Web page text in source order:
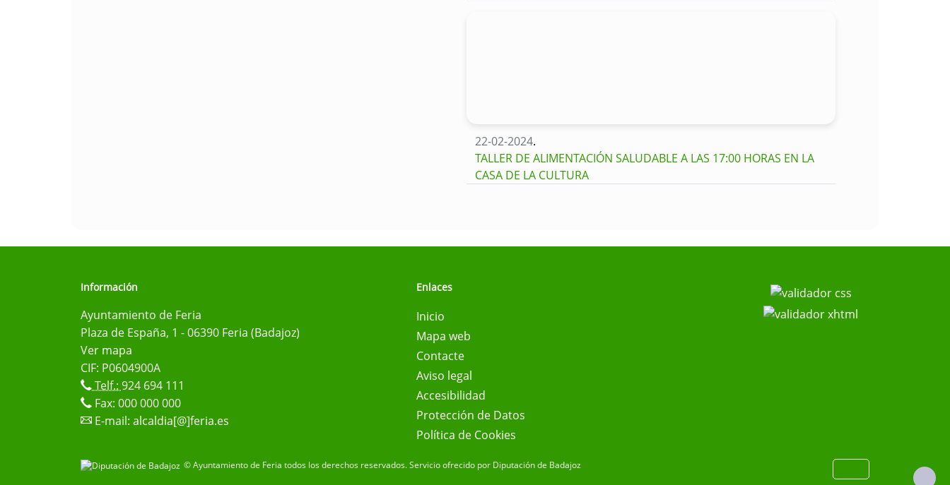
22-02-2024.
TALLER DE ALIMENTACIÓN SALUDABLE A LAS 17:00 HORAS EN LA
CASA DE LA CULTURA
Información
Ayuntamiento de Feria
Plaza de España, 1 - 06390 Feria (Badajoz)
Ver mapa
CIF: P0604900A
Telf.: 924 694 111
Fax: 000 000 000
E-mail: alcaldia[@]feria.es
Enlaces
Inicio
Mapa web
Contacte
Aviso legal
Accesibilidad
Protección de Datos
Política de Cookies
© Ayuntamiento de Feria todos los derechos reservados.Servicio ofrecido por Diputación de Badajoz